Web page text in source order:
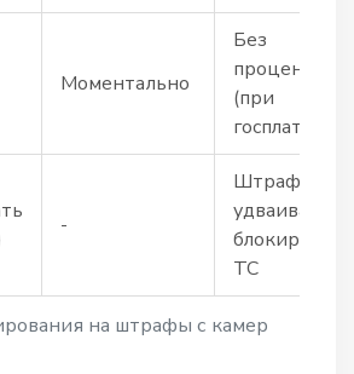
на штрафы с камер
Моментально
Без
процентов
(при
госплате)
-
Штраф
удваивается,
блокировка
ТС